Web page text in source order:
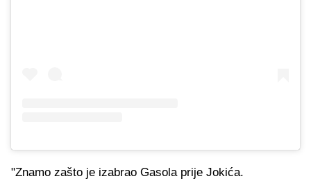
"Znamo zašto je izabrao Gasola prije Jokića.